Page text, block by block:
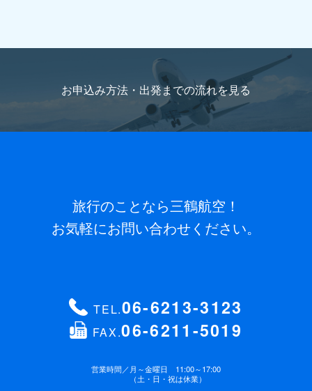
お申込み方法・出発までの流れを見る
旅行のことなら三鶴航空！
お気軽にお問い合わせください。
TEL.06-6213-3123
FAX.06-6211-5019
営業時間／月～金曜日 11:00～17:00
（土・日・祝は休業）